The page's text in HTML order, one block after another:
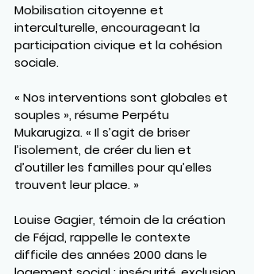
Mobilisation citoyenne et
interculturelle, encourageant la
participation civique et la cohésion
sociale.
« Nos interventions sont globales et
souples », résume Perpétu
Mukarugiza. « Il s’agit de briser
l’isolement, de créer du lien et
d’outiller les familles pour qu’elles
trouvent leur place. »
Louise Gagier, témoin de la création
de Féjad, rappelle le contexte
difficile des années 2000 dans le